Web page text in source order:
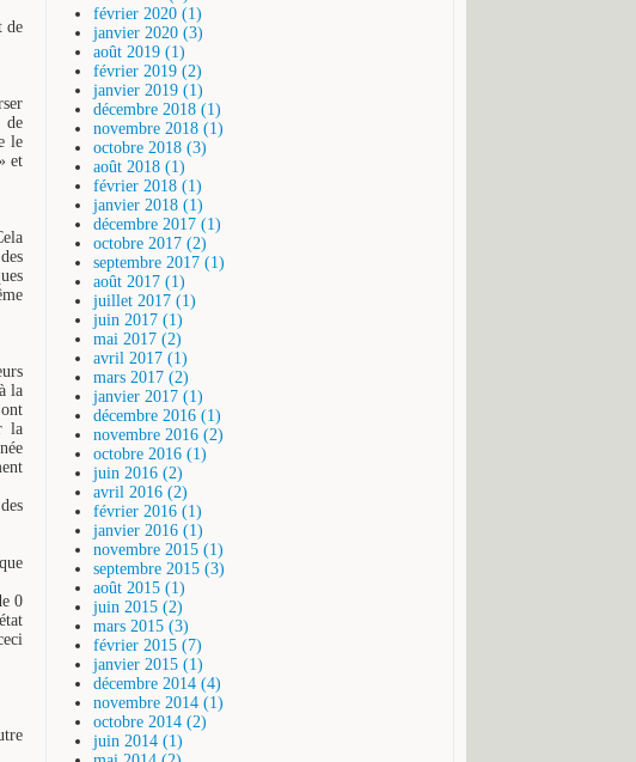
de
de
le
et
la
la
0
février 2020 (1)
janvier 2020 (3)
août 2019 (1)
février 2019 (2)
janvier 2019 (1)
décembre 2018 (1)
novembre 2018 (1)
octobre 2018 (3)
août 2018 (1)
février 2018 (1)
janvier 2018 (1)
décembre 2017 (1)
octobre 2017 (2)
septembre 2017 (1)
août 2017 (1)
juillet 2017 (1)
juin 2017 (1)
mai 2017 (2)
avril 2017 (1)
mars 2017 (2)
janvier 2017 (1)
décembre 2016 (1)
novembre 2016 (2)
octobre 2016 (1)
juin 2016 (2)
avril 2016 (2)
février 2016 (1)
janvier 2016 (1)
novembre 2015 (1)
septembre 2015 (3)
août 2015 (1)
juin 2015 (2)
mars 2015 (3)
février 2015 (7)
janvier 2015 (1)
décembre 2014 (4)
novembre 2014 (1)
octobre 2014 (2)
juin 2014 (1)